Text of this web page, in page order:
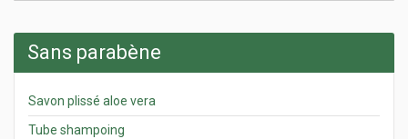
Sans parabène
Savon plissé aloe vera
Tube shampoing